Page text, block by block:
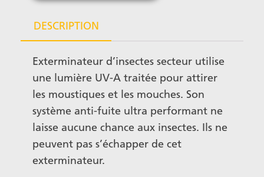
DESCRIPTION
Exterminateur d’insectes secteur utilise
une lumière UV-A traitée pour attirer
les moustiques et les mouches. Son
système anti-fuite ultra performant ne
laisse aucune chance aux insectes. Ils ne
peuvent pas s’échapper de cet
exterminateur.